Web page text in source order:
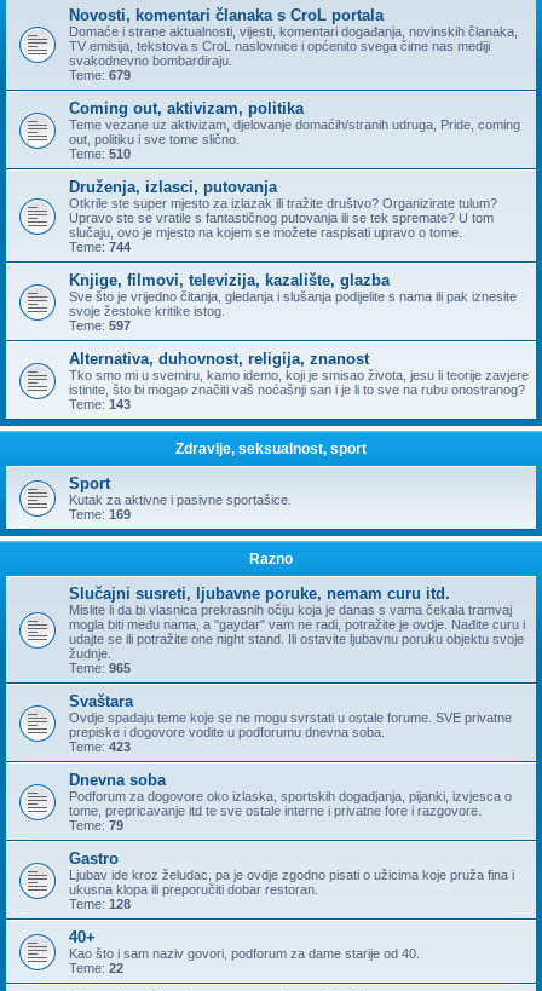
Novosti, komentari članaka s CroL portala
Domaće i strane aktualnosti, vijesti, komentari događanja, novinskih članaka,
TV emisija, tekstova s CroL naslovnice i općenito svega čime nas mediji
svakodnevno bombardiraju.
Teme: 679
Coming out, aktivizam, politika
Teme vezane uz aktivizam, djelovanje domaćih/stranih udruga, Pride, coming
out, politiku i sve tome slično.
Teme: 510
Druženja, izlasci, putovanja
Otkrile ste super mjesto za izlazak ili tražite društvo? Organizirate tulum?
Upravo ste se vratile s fantastičnog putovanja ili se tek spremate? U tom
slučaju, ovo je mjesto na kojem se možete raspisati upravo o tome.
Teme: 744
Knjige, filmovi, televizija, kazalište, glazba
Sve što je vrijedno čitanja, gledanja i slušanja podijelite s nama ili pak iznesite
svoje žestoke kritike istog.
Teme: 597
Alternativa, duhovnost, religija, znanost
Tko smo mi u svemiru, kamo idemo, koji je smisao života, jesu li teorije zavjere
istinite, što bi mogao značiti vaš noćašnji san i je li to sve na rubu onostranog?
Teme: 143
Zdravlje, seksualnost, sport
Sport
Kutak za aktivne i pasivne sportašice.
Teme: 169
Razno
Slučajni susreti, ljubavne poruke, nemam curu itd.
Mislite li da bi vlasnica prekrasnih očiju koja je danas s vama čekala tramvaj
mogla biti među nama, a "gaydar" vam ne radi, potražite je ovdje. Nađite curu i
udajte se ili potražite one night stand. Ili ostavite ljubavnu poruku objektu svoje
žudnje.
Teme: 965
Svaštara
Ovdje spadaju teme koje se ne mogu svrstati u ostale forume. SVE privatne
prepiske i dogovore vodite u podforumu dnevna soba.
Teme: 423
Dnevna soba
Podforum za dogovore oko izlaska, sportskih dogadjanja, pijanki, izvjesca o
tome, prepricavanje itd te sve ostale interne i privatne fore i razgovore.
Teme: 79
Gastro
Ljubav ide kroz želudac, pa je ovdje zgodno pisati o užicima koje pruža fina i
ukusna klopa ili preporučiti dobar restoran.
Teme: 128
40+
Kao što i sam naziv govori, podforum za dame starije od 40.
Teme: 22